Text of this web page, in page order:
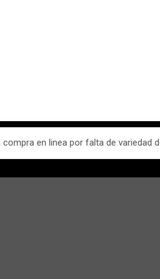
en linea por falta de variedad